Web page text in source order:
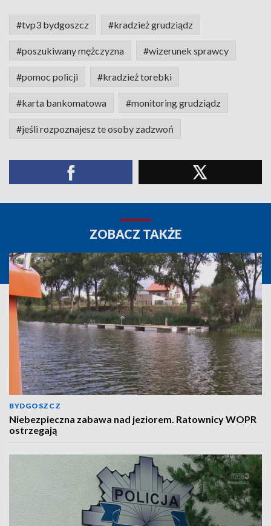
#tvp3 bydgoszcz #kradzież grudziądz
#poszukiwany mężczyzna #wizerunek sprawcy
#pomoc policji #kradzież torebki
#karta bankomatowa #monitoring grudziądz
#jeśli rozpoznajesz te osoby zadzwoń
ZOBACZ TAKŻE
BYDGOSZCZ
Niebezpieczna zabawa nad jeziorem. Ratownicy WOPR
ostrzegają